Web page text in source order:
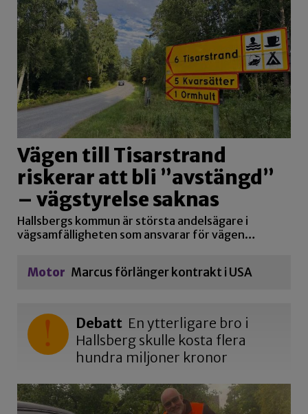
Vägen till Tisarstrand
riskerar att bli ”avstängd”
– vägstyrelse saknas
Hallsbergs kommun är största andelsägare i
vägsamfälligheten som ansvarar för vägen…
Motor Marcus förlänger kontrakt i USA
Debatt En ytterligare bro i
Hallsberg skulle kosta flera
hundra miljoner kronor